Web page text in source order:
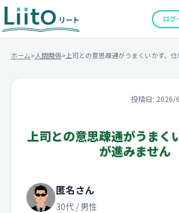
ログ
ホーム>人間関係>上司との意思疎通がうまくいかず、
投稿日: 2026/
上司との意思疎通がうまく
が進みません
匿名さん
30代 / 男性